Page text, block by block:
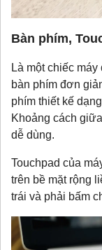
Bàn phím,
Là một chiếc
bàn phím đơn
phím thiết kế
Khoảng cách
dễ dùng.
Touchpad của
trên bề mặt rộng
trái và phải bấm